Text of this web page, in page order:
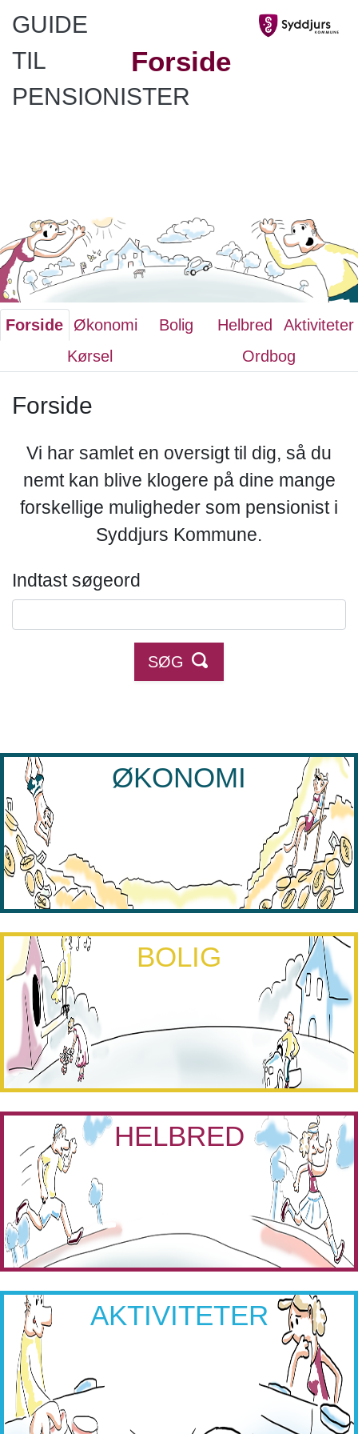
GUIDE
TIL
PENSIONISTER
Forside
Forside Økonomi Bolig Helbred
Aktiviteter
Kørsel
Ordbog
Forside
Vi har samlet en oversigt til dig, så du
nemt kan blive klogere på dine mange
forskellige muligheder som pensionist i
Syddjurs Kommune.
Indtast søgeord
SØG
ØKONOMI
BOLIG
HELBRED
AKTIVITETER